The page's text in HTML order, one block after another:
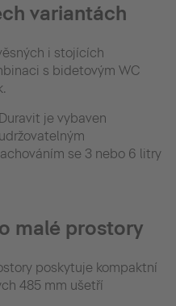
variantách
i stojících
s bidetovým WC
je vybaven
se 3 nebo 6 litry
malé prostory
poskytuje kompaktní
485 mm ušetří